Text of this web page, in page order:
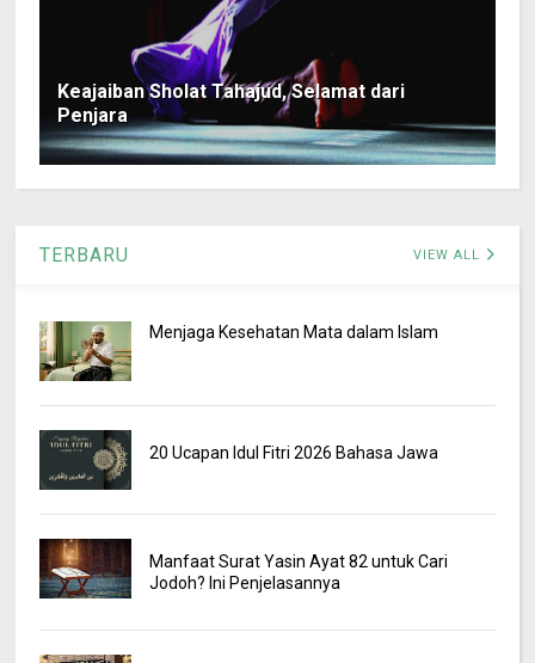
Keajaiban Sholat Tahajud, Selamat dari
Penjara
TERBARU VIEW ALL
Menjaga Kesehatan Mata dalam Islam
20 Ucapan Idul Fitri 2026 Bahasa Jawa
Manfaat Surat Yasin Ayat 82 untuk Cari
Jodoh? Ini Penjelasannya